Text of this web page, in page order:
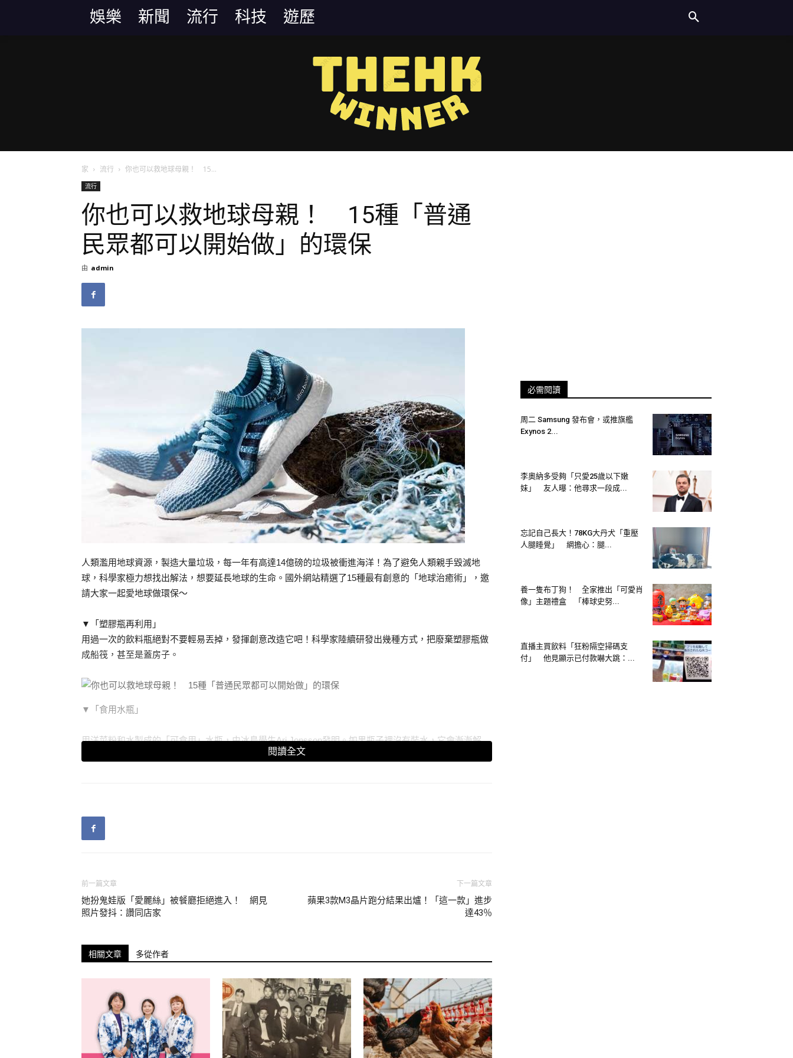
娛樂 新聞 流行 科技 遊歷
家 流行 你也可以救地球母親！ 15...
流行
你也可以救地球母親！ 15種「普通
民眾都可以開始做」的環保
由 admin
人類濫用地球資源，製造大量垃圾，每一年有高達14億磅的垃圾被衝進海洋！為了避免人類親手毀滅地
球，科學家極力想找出解法，想要延長地球的生命。國外網站精選了15種最有創意的「地球治癒術」，邀
請大家一起愛地球做環保～
▼「塑膠瓶再利用」
用過一次的飲料瓶絕對不要輕易丟掉，發揮創意改造它吧！科學家陸續研發出幾種方式，把廢棄塑膠瓶做
成船筏，甚至是蓋房子。
▼「食用水瓶」
用洋菜粉和水製成的「可食用」水瓶，由冰島學生Ari Jonsson發明。如果瓶子裡沒有裝水，它會漸漸解
體；長期使用這個水瓶，水喝起來還會有特別的風味。不介意的話，甚至可以直接食用它～
知名大廠Adidas旗下有一組織，專門擷取海洋裡的廢棄物，重新製作成球鞋和球衣。他們以海洋為設計靈
▼「堆肥外帶杯」
品質完全不輸塑膠製品。更神奇的是，這些素材在半年之內會自動分解，也可以溶解在水中。
▼「蜂蠟包裝紙」
Bee’s Wrap公司研發出一種超特別的包裝紙，內含棉花、蜂蠟、荷荷巴油和樹脂等多種素材。只要簡單清
閱讀全文
前一篇文章
她扮鬼娃版「愛麗絲」被餐廳拒絕進入！ 網見
照片發抖：讚同店家
下一篇文章
蘋果3款M3晶片跑分結果出爐！「這一款」進步
達43％
相關文章 多從作者
必需閱讀
周二 Samsung 發布會，或推旗艦
Exynos 2...
李奧納多受夠「只愛25歲以下嫩
妹」 友人曝：他尋求一段成...
忘記自己長大！78KG大丹犬「重壓
人腿睡覺」 網擔心：腿...
養一隻布丁狗！ 全家推出「可愛肖
像」主題禮盒 「棒球史努...
直播主買飲料「狂粉隔空掃碼支
付」 他見顯示已付款嚇大跳：...